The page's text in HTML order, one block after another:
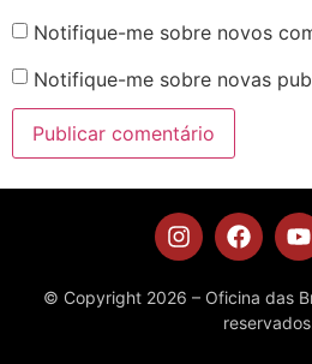
Notifique-me sobre novos
Notifique-me sobre novas
© Copyright 2026 – Oficina das